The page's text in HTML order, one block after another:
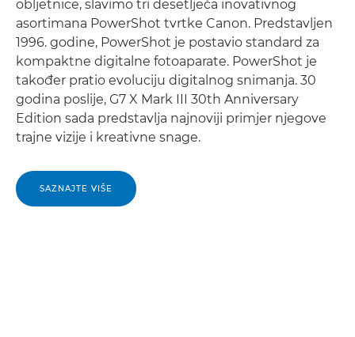
obljetnice, slavimo tri desetljeća inovativnog
asortimana PowerShot tvrtke Canon. Predstavljen
1996. godine, PowerShot je postavio standard za
kompaktne digitalne fotoaparate. PowerShot je
također pratio evoluciju digitalnog snimanja. 30
godina poslije, G7 X Mark III 30th Anniversary
Edition sada predstavlja najnoviji primjer njegove
trajne vizije i kreativne snage.
SAZNAJTE VIŠE